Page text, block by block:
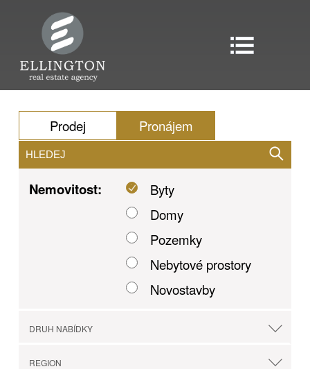
Prodej Pronájem
Nemovitost:
Byty
Domy
Pozemky
Nebytové prostory
Novostavby
DRUH NABÍDKY
REGION